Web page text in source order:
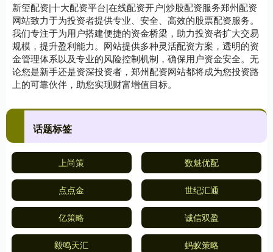
新玺配资|十大配资平台|在线配资开户|炒股配资服务郑州配资
网站致力于为投资者提供专业、安全、高效的股票配资服务。
我们专注于为用户搭建便捷的资金桥梁，助力投资者扩大交易
规模，提升盈利能力。网站提供多种灵活配资方案，透明的资
金管理体系以及专业的风险控制机制，确保用户资金安全。无
论您是新手还是资深投资者，郑州配资网站都将成为您投资路
上的可靠伙伴，助您实现财富增值目标。
话题标签
上尚策 数魅优配
点点金 世纪汇通
亿策略 诚信双盈
毅鸣天汇 蚂蚁策略